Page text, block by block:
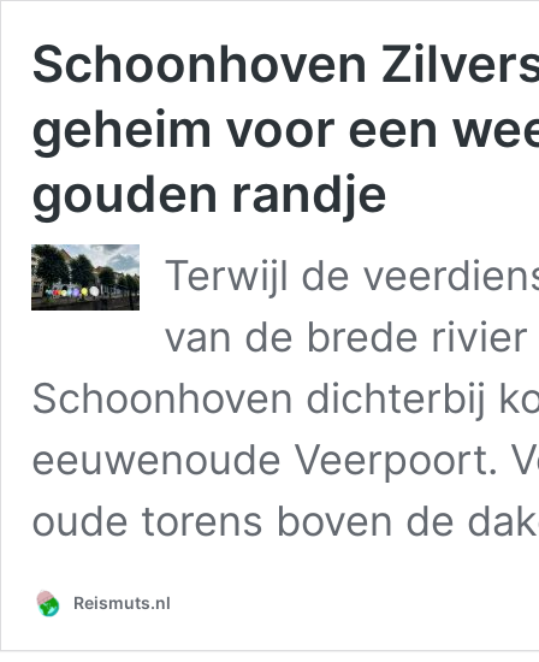
Schoonhoven
geheim voor een
gouden randje
Terwijl de
van de brede
Schoonhoven dichterbij
eeuwenoude Veerpoort.
oude torens boven de
Reismuts.nl